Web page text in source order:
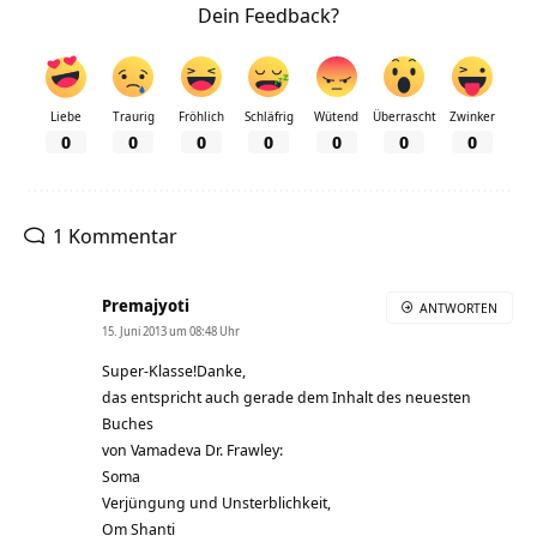
Dein Feedback?
Liebe
0
Traurig
0
Fröhlich
0
Schläfrig
0
Wütend
0
Überrascht
0
Zwinker
0
1 Kommentar
Premajyoti
15. Juni 2013 um 08:48 Uhr
Super-Klasse!Danke,
das entspricht auch gerade dem Inhalt des neuesten
Buches
von Vamadeva Dr. Frawley:
Soma
Verjüngung und Unsterblichkeit,
Om Shanti
ANTWORTEN